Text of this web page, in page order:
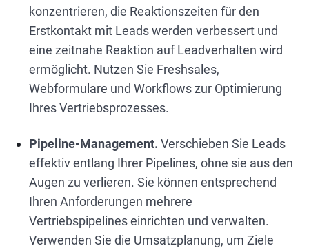
konzentrieren, die Reaktionszeiten für den
Erstkontakt mit Leads werden verbessert und
eine zeitnahe Reaktion auf Leadverhalten wird
ermöglicht. Nutzen Sie Freshsales,
Webformulare und Workflows zur Optimierung
Ihres Vertriebsprozesses.
Pipeline-Management. Verschieben Sie Leads
effektiv entlang Ihrer Pipelines, ohne sie aus den
Augen zu verlieren. Sie können entsprechend
Ihren Anforderungen mehrere
Vertriebspipelines einrichten und verwalten.
Verwenden Sie die Umsatzplanung, um Ziele